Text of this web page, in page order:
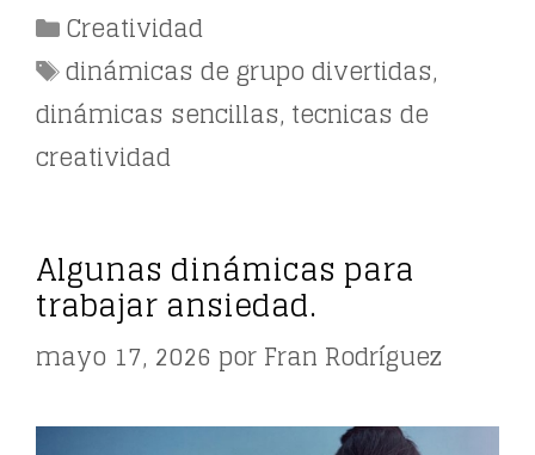
Categorías
Creatividad
Etiquetas
dinámicas de grupo divertidas,
dinámicas sencillas, tecnicas de
creatividad
Algunas dinámicas para
trabajar ansiedad.
mayo 17, 2026 porFran Rodríguez